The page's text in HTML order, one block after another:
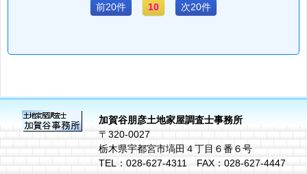
前20件 10 次20件
加賀谷朋彦土地家屋調査士事務所
〒320-0027
栃木県宇都宮市塙田４丁目６番６号
TEL：028-627-4311 FAX：028-627-4447